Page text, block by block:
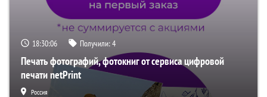
18:30:05 Получили:4
Печать фотографий, фотокниг от сервиса цифровой
печати netPrint
Россия